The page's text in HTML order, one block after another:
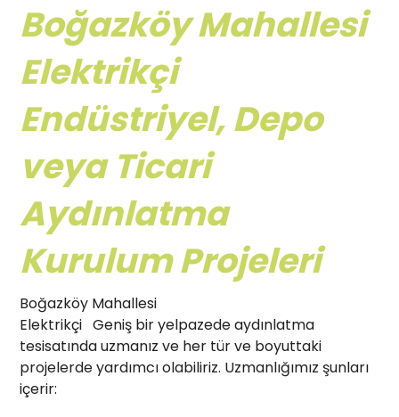
Boğazköy Mahallesi
Elektrikçi
Endüstriyel, Depo
veya Ticari
Aydınlatma
Kurulum Projeleri
Boğazköy Mahallesi
Elektrikçi Geniş bir yelpazede aydınlatma
tesisatında uzmanız ve her tür ve boyuttaki
projelerde yardımcı olabiliriz. Uzmanlığımız şunları
içerir: